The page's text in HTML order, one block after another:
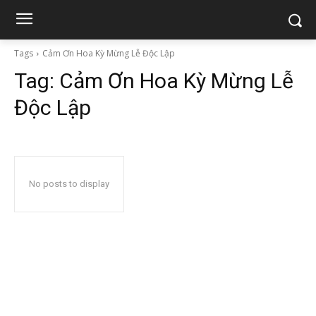
Tags Cảm Ơn Hoa Kỳ Mừng Lễ Độc Lập
Tag: Cảm Ơn Hoa Kỳ Mừng Lễ
Độc Lập
No posts to display